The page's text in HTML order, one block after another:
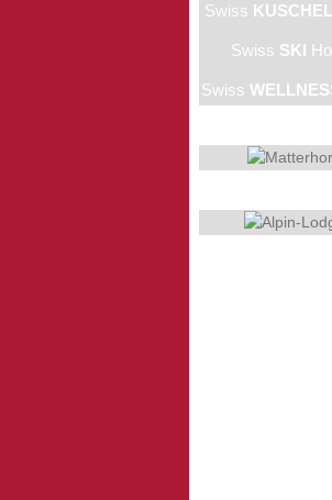
Swiss KUSCHEL
Swiss SKI
Swiss